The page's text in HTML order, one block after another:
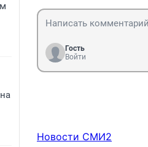
Гость
Войти
Новости СМИ2